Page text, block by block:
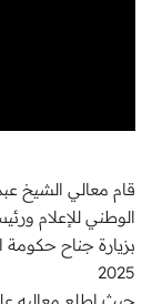
قام معالي الشيخ
الوطني للإعلام
بزيارة جناح
2025